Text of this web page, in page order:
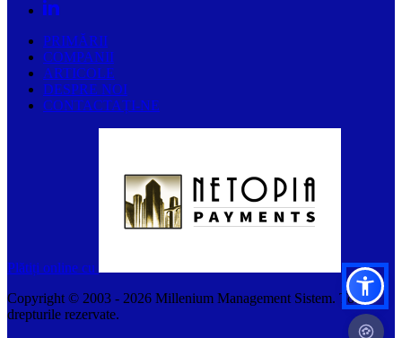
PRIMĂRII
COMPANII
ARTICOLE
DESPRE NOI
CONTACTAȚI-NE
Plătiți online cu
Copyright © 2003 - 2026 Millenium Management Sistem. Toate
drepturile rezervate.